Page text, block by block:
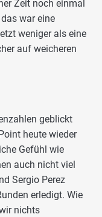
Zeit noch einmal
war eine
weniger als eine
auf weicheren
geblickt
heute wieder
Gefühl wie
auch nicht viel
Sergio Perez
erledigt. Wie
nichts